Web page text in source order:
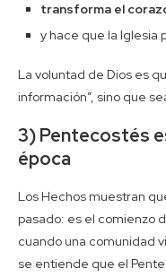
transforma el
y hace que la Iglesia
La voluntad de Dios es
información”, sino que
3) Pentecostés
época
Los Hechos muestran
pasado: es el comienzo
cuando una comunidad
se entiende que el